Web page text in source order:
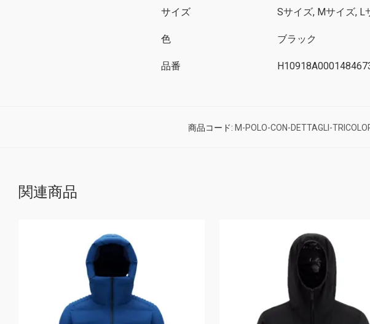
サイズ Sサイズ, Mサイズ, L
色 ブラック
品番
商品コード: M-POLO-CON-DETTAGLI-
関連商品